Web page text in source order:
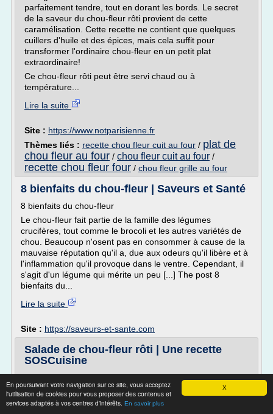
X
En poursuivant votre navigation sur ce site, vous acceptez
l'utilisation de cookies pour vous proposer des contenus et
services adaptés à vos centres d'intérêts. En savoir plus
parfaitement tendre, tout en dorant les bords. Le secret
de la saveur du chou-fleur rôti provient de cette
caramélisation. Cette recette ne contient que quelques
cuillers d'huile et des épices, mais cela suffit pour
transformer l'ordinaire chou-fleur en un petit plat
extraordinaire!
Ce chou-fleur rôti peut être servi chaud ou à
température...
Lire la suite
Site : https://www.notparisienne.fr
Thèmes liés : recette chou fleur cuit au four / plat de
chou fleur au four / chou fleur cuit au four /
recette chou fleur four / chou fleur grille au four
8 bienfaits du chou-fleur | Saveurs et Santé
8 bienfaits du chou-fleur
Le chou-fleur fait partie de la famille des légumes
crucifères, tout comme le brocoli et les autres variétés de
chou. Beaucoup n'osent pas en consommer à cause de la
mauvaise réputation qu'il a, due aux odeurs qu'il libère et à
l'inflammation qu'il provoque dans le ventre. Cependant, il
s'agit d'un légume qui mérite un peu [...] The post 8
bienfaits du...
Lire la suite
Site : https://saveurs-et-sante.com
Salade de chou-fleur rôti | Une recette
SOSCuisine
Évaluations des membres
Trié par : Plus récent| Note | Plus utile